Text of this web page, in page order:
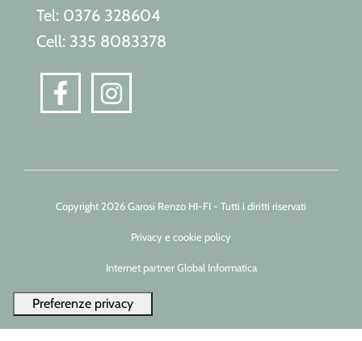
Tel: 0376 328604
Cell: 335 8083378
Copyright 2026 Garosi Renzo HI-FI - Tutti i diritti riservati
Privacy e cookie policy
Internet partner Global Informatica